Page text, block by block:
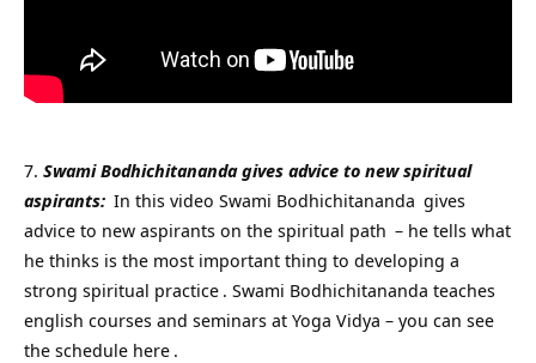
Swami Bodhichitananda gives advice to new spiritual
aspirants: In this video Swami Bodhichitananda gives
advice to new aspirants on the spiritual path – he tells what
he thinks is the most important thing to developing a
strong spiritual practice . Swami Bodhichitananda teaches
english courses and seminars at Yoga Vidya – you can see
the schedule here .